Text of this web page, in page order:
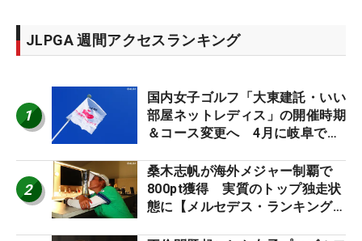
JLPGA 週間アクセスランキング
1
国内女子ゴルフ「大東建託・いい
部屋ネットレディス」の開催時期
＆コース変更へ 4月に岐阜で開
2
桑木志帆が海外メジャー制覇で
800pt獲得 実質のトップ独走状
態に【メルセデス・ランキング番